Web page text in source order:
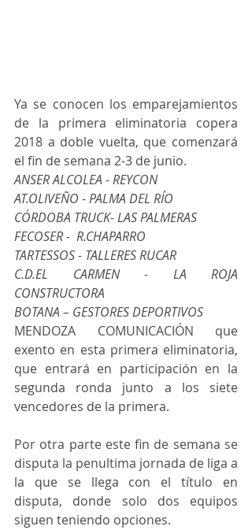
Ya se conocen los emparejamientos
de la primera eliminatoria copera
2018 a doble vuelta, que comenzará
el fin de semana 2-3 de junio.
ANSER ALCOLEA - REYCON
AT.OLIVEÑO - PALMA DEL RÍO
CÓRDOBA TRUCK- LAS PALMERAS
FECOSER -  R.CHAPARRO
TARTESSOS - TALLERES RUCAR
C.D.EL CARMEN - LA ROJA
CONSTRUCTORA
BOTANA – GESTORES DEPORTIVOS
MENDOZA COMUNICACIÓN que
exento en esta primera eliminatoria,
que entrará en participación en la
segunda ronda junto a los siete
vencedores de la primera.
Por otra parte este fin de semana se
disputa la penultima jornada de liga a
la que se llega con el título en
disputa, donde solo dos equipos
siguen teniendo opciones.